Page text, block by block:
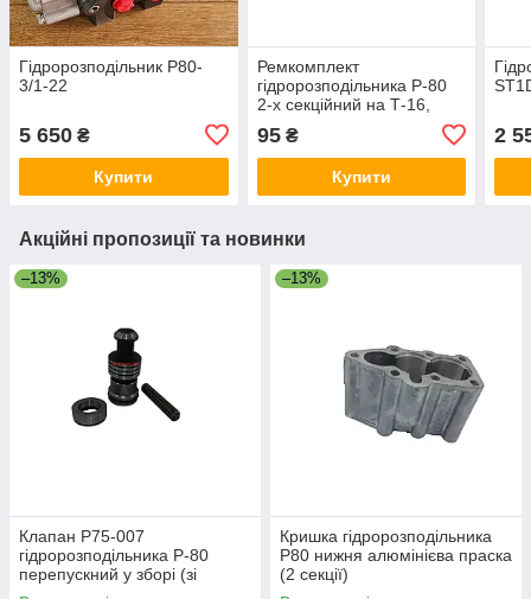
Гідророзподільник Р80-
3/1-22
5 650 ₴
Купити
Ремкомплект
гідророзподільника Р-80
2-х секційний на Т-16,
95₴
Купити
2
Акційні пропозиції та новинки
–13%
Клапан Р75-007
гідророзподільника Р-80
перепускний у зборі (зі
сідлом, пружинкою та
–13%
Кришка гідророзподільника
Р80 нижня алюмінієва праска
(2 секції)